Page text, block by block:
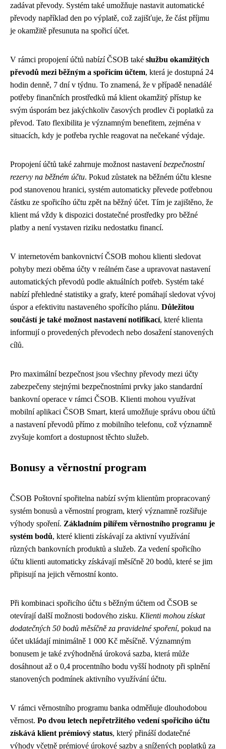
zadávat převody. Systém také umožňuje nastavit automatické
převody například den po výplatě, což zajišťuje, že část příjmu
je okamžitě přesunuta na spořicí účet.
V rámci propojení účtů nabízí ČSOB také službu okamžitých
převodů mezi běžným a spořicím účtem, která je dostupná 24
hodin denně, 7 dní v týdnu. To znamená, že v případě nenadálé
potřeby finančních prostředků má klient okamžitý přístup ke
svým úsporám bez jakýchkoliv časových prodlev či poplatků za
převod. Tato flexibilita je významným benefitem, zejména v
situacích, kdy je potřeba rychle reagovat na nečekané výdaje.
Propojení účtů také zahrnuje možnost nastaveníbezpečnostní
rezervy na běžném účtu. Pokud zůstatek na běžném účtu klesne
pod stanovenou hranici, systém automaticky převede potřebnou
částku ze spořicího účtu zpět na běžný účet. Tím je zajištěno, že
klient má vždy k dispozici dostatečné prostředky pro běžné
platby a není vystaven riziku nedostatku financí.
V internetovém bankovnictví ČSOB mohou klienti sledovat
pohyby mezi oběma účty v reálném čase a upravovat nastavení
automatických převodů podle aktuálních potřeb. Systém také
nabízí přehledné statistiky a grafy, které pomáhají sledovat vývoj
úspor a efektivitu nastaveného spořícího plánu. Důležitou
součástí je také možnost nastavení notifikací, které klienta
informují o provedených převodech nebo dosažení stanovených
cílů.
Pro maximální bezpečnost jsou všechny převody mezi účty
zabezpečeny stejnými bezpečnostními prvky jako standardní
bankovní operace v rámci ČSOB. Klienti mohou využívat
mobilní aplikaci ČSOB Smart, která umožňuje správu obou účtů
a nastavení převodů přímo z mobilního telefonu, což významně
zvyšuje komfort a dostupnost těchto služeb.
Bonusy a věrnostní program
ČSOB Poštovní spořitelna nabízí svým klientům propracovaný
systém bonusů a věrnostní program, který významně rozšiřuje
výhody spoření. Základním pilířem věrnostního programu je
systém bodů, které klienti získávají za aktivní využívání
různých bankovních produktů a služeb. Za vedení spořicího
účtu klienti automaticky získávají měsíčně 20 bodů, které se jim
připisují na jejich věrnostní konto.
Při kombinaci spořicího účtu s běžným účtem od ČSOB se
otevírají další možnosti bodového zisku. Klienti mohou získat
dodatečných 50 bodů měsíčně za pravidelné spoření, pokud na
účet ukládají minimálně 1 000 Kč měsíčně. Významným
bonusem je také zvýhodněná úroková sazba, která může
dosáhnout až o 0,4 procentního bodu vyšší hodnoty při splnění
stanovených podmínek aktivního využívání účtu.
V rámci věrnostního programu banka odměňuje dlouhodobou
věrnost. Po dvou letech nepřetržitého vedení spořicího účtu
získává klient prémiový status, který přináší dodatečné
výhody včetně prémiové úrokové sazby a snížených poplatků za